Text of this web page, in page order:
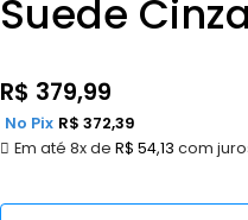
Suede
R$ 379,99
Em até 8x de R$ 54,13 com
No Pix R$ 372,39